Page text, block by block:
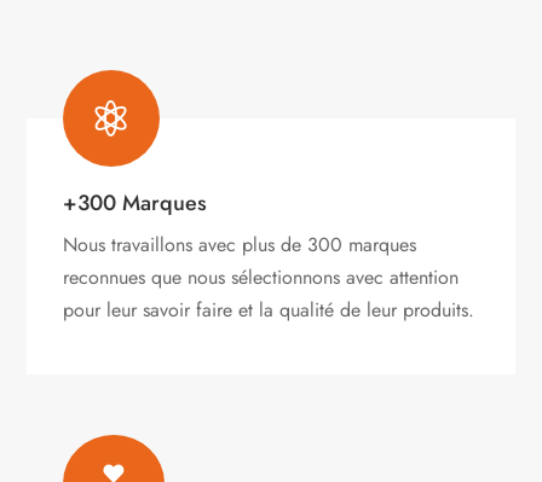

+300 Marques
Nous travaillons avec plus de 300 marques
reconnues que nous sélectionnons avec attention
pour leur savoir faire et la qualité de leur produits.